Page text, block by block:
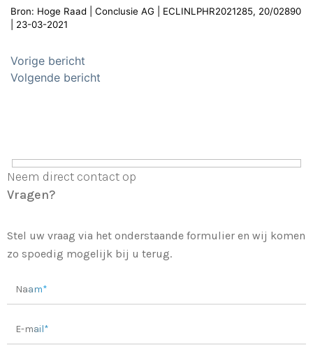
Bron: Hoge Raad | Conclusie AG | ECLINLPHR2021285, 20/02890
| 23-03-2021
Bericht
navigatie
Vorige bericht
Volgende bericht
Neem direct contact op
Vragen?
Stel uw vraag via het onderstaande formulier en wij komen
zo spoedig mogelijk bij u terug.